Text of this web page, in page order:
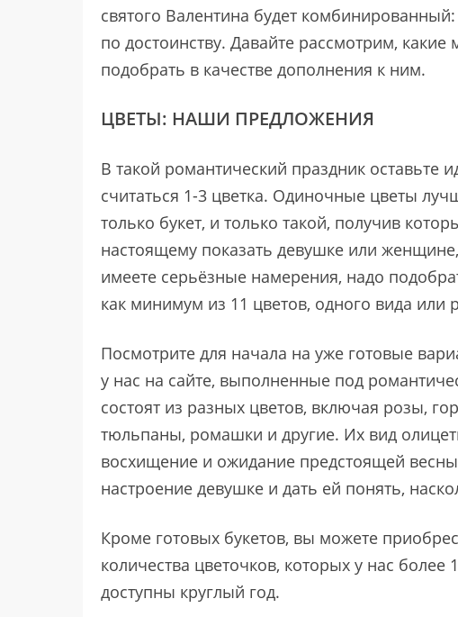
святого Валентина будет
по достоинству. Давайте рассмотрим,
подобрать в качестве дополнения к ним.
ЦВЕТЫ: НАШИ ПРЕДЛОЖЕНИЯ
В такой романтический праздник оставьте
считаться 1-3 цветка. Одиночные цветы
только букет, и только такой, получив
настоящему показать девушке или
имеете серьёзные намерения, надо
как минимум из 11 цветов, одного вида или
Посмотрите для начала на уже готовые
у нас на сайте, выполненные под
состоят из разных цветов, включая розы,
тюльпаны, ромашки и другие. Их вид
восхищение и ожидание предстоящей
настроение девушке и дать ей понять,
Кроме готовых букетов, вы можете
количества цветочков, которых у нас
доступны круглый год.